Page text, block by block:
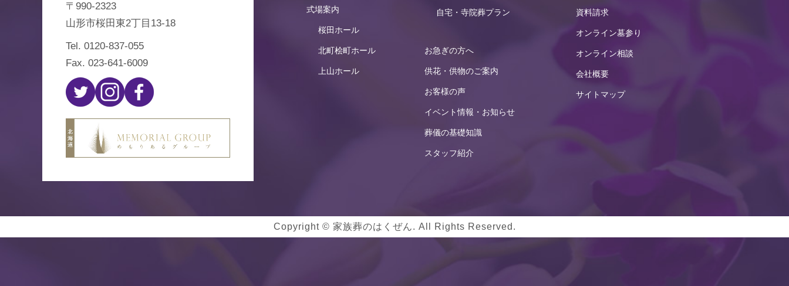
2025年4月
2025年3月
2025年2月
〒990-2323
山形市桜田東2丁目13-18
Tel. 0120-837-055
Fax. 023-641-6009
式場案内
桜田ホール
北町桧町ホール
上山ホール
自宅・寺院葬プラン
お急ぎの方へ
供花・供物のご案内
お客様の声
イベント情報・お知らせ
葬儀の基礎知識
スタッフ紹介
資料請求
オンライン墓参り
オンライン相談
会社概要
サイトマップ
Copyright © 家族葬のはくぜん. All Rights Reserved.